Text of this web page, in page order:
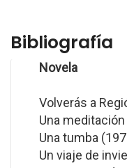
Bibliografía
Novela
Volverás a
Una
Una tumba
Un viaje de